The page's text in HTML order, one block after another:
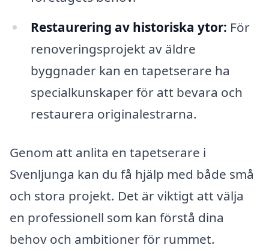
Restaurering av historiska ytor: För
renoveringsprojekt av äldre
byggnader kan en tapetserare ha
specialkunskaper för att bevara och
restaurera originalestrarna.
Genom att anlita en tapetserare i
Svenljunga kan du få hjälp med både små
och stora projekt. Det är viktigt att välja
en professionell som kan förstå dina
behov och ambitioner för rummet.